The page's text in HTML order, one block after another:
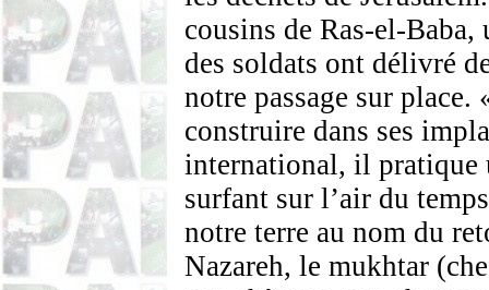
cousins de Ras-el-
des soldats ont délivré
notre passage sur place.
construire dans ses
international, il pratique
surfant sur l’air du
notre terre au nom du
Nazareh, le mukhtar